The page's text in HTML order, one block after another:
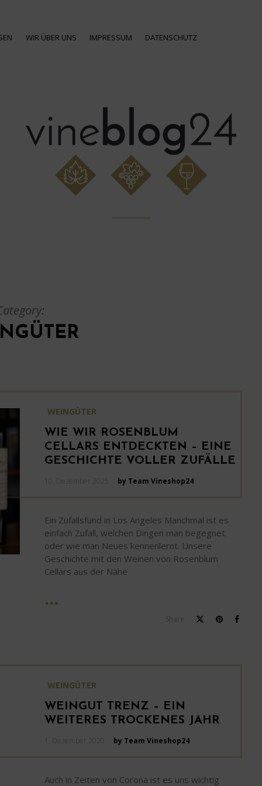
WIR ÜBER UNS IMPRESSUM DATENSCHUTZ
WEINGÜTER
WIE WIR ROSENBLUM
CELLARS ENTDECKTEN – EINE
GESCHICHTE VOLLER ZUFÄLLE
10. Dezember 2025 by Team Vineshop24
Ein Zufallsfund in Los Angeles Manchmal ist es
einfach Zufall, welchen Dingen man begegnet
oder wie man Neues kennenlernt. Unsere
Geschichte mit den Weinen von Rosenblum
Cellars aus der Nähe
Share
WEINGÜTER
WEINGUT TRENZ – EIN
WEITERES TROCKENES JAHR
1. Dezember 2020 by Team Vineshop24
Auch in Zeiten von Corona ist es uns wichtig